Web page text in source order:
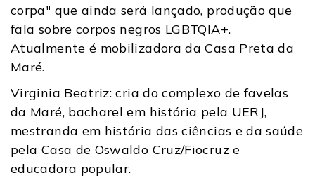
corpa" que ainda será lançado, produção que
fala sobre corpos negros LGBTQIA+.
Atualmente é mobilizadora da Casa Preta da
Maré.
Virginia Beatriz: cria do complexo de favelas
da Maré, bacharel em história pela UERJ,
mestranda em história das ciências e da saúde
pela Casa de Oswaldo Cruz/Fiocruz e
educadora popular.